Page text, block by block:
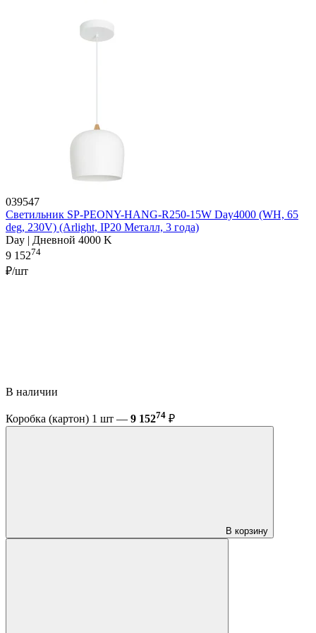
039547
Светильник SP-PEONY-HANG-R250-15W Day4000 (WH, 65
deg, 230V) (Arlight, IP20 Металл, 3 года)
Day | Дневной 4000 K
9 15274
₽/шт
В наличии
Коробка (картон) 1 шт — 9 15274 ₽
В корзину